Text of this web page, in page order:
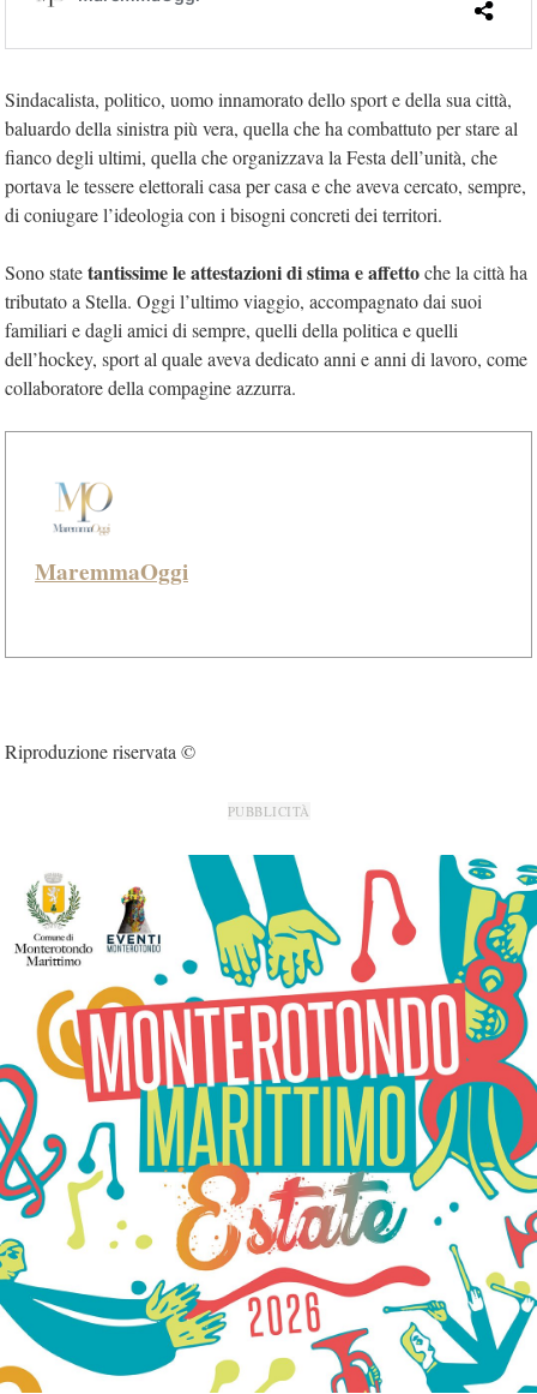
Sindacalista, politico, uomo innamorato dello sport e della sua città,
baluardo della sinistra più vera, quella che ha combattuto per stare al
fianco degli ultimi, quella che organizzava la Festa dell’unità, che
portava le tessere elettorali casa per casa e che aveva cercato, sempre,
di coniugare l’ideologia con i bisogni concreti dei territori.
Sono statetantissime le attestazioni di stima e affettoche la città ha
tributato a Stella. Oggi l’ultimo viaggio, accompagnato dai suoi
familiari e dagli amici di sempre, quelli della politica e quelli
dell’hockey, sport al quale aveva dedicato anni e anni di lavoro, come
collaboratore della compagine azzurra.
MaremmaOggi
Riproduzione riservata ©
PUBBLICITÀ